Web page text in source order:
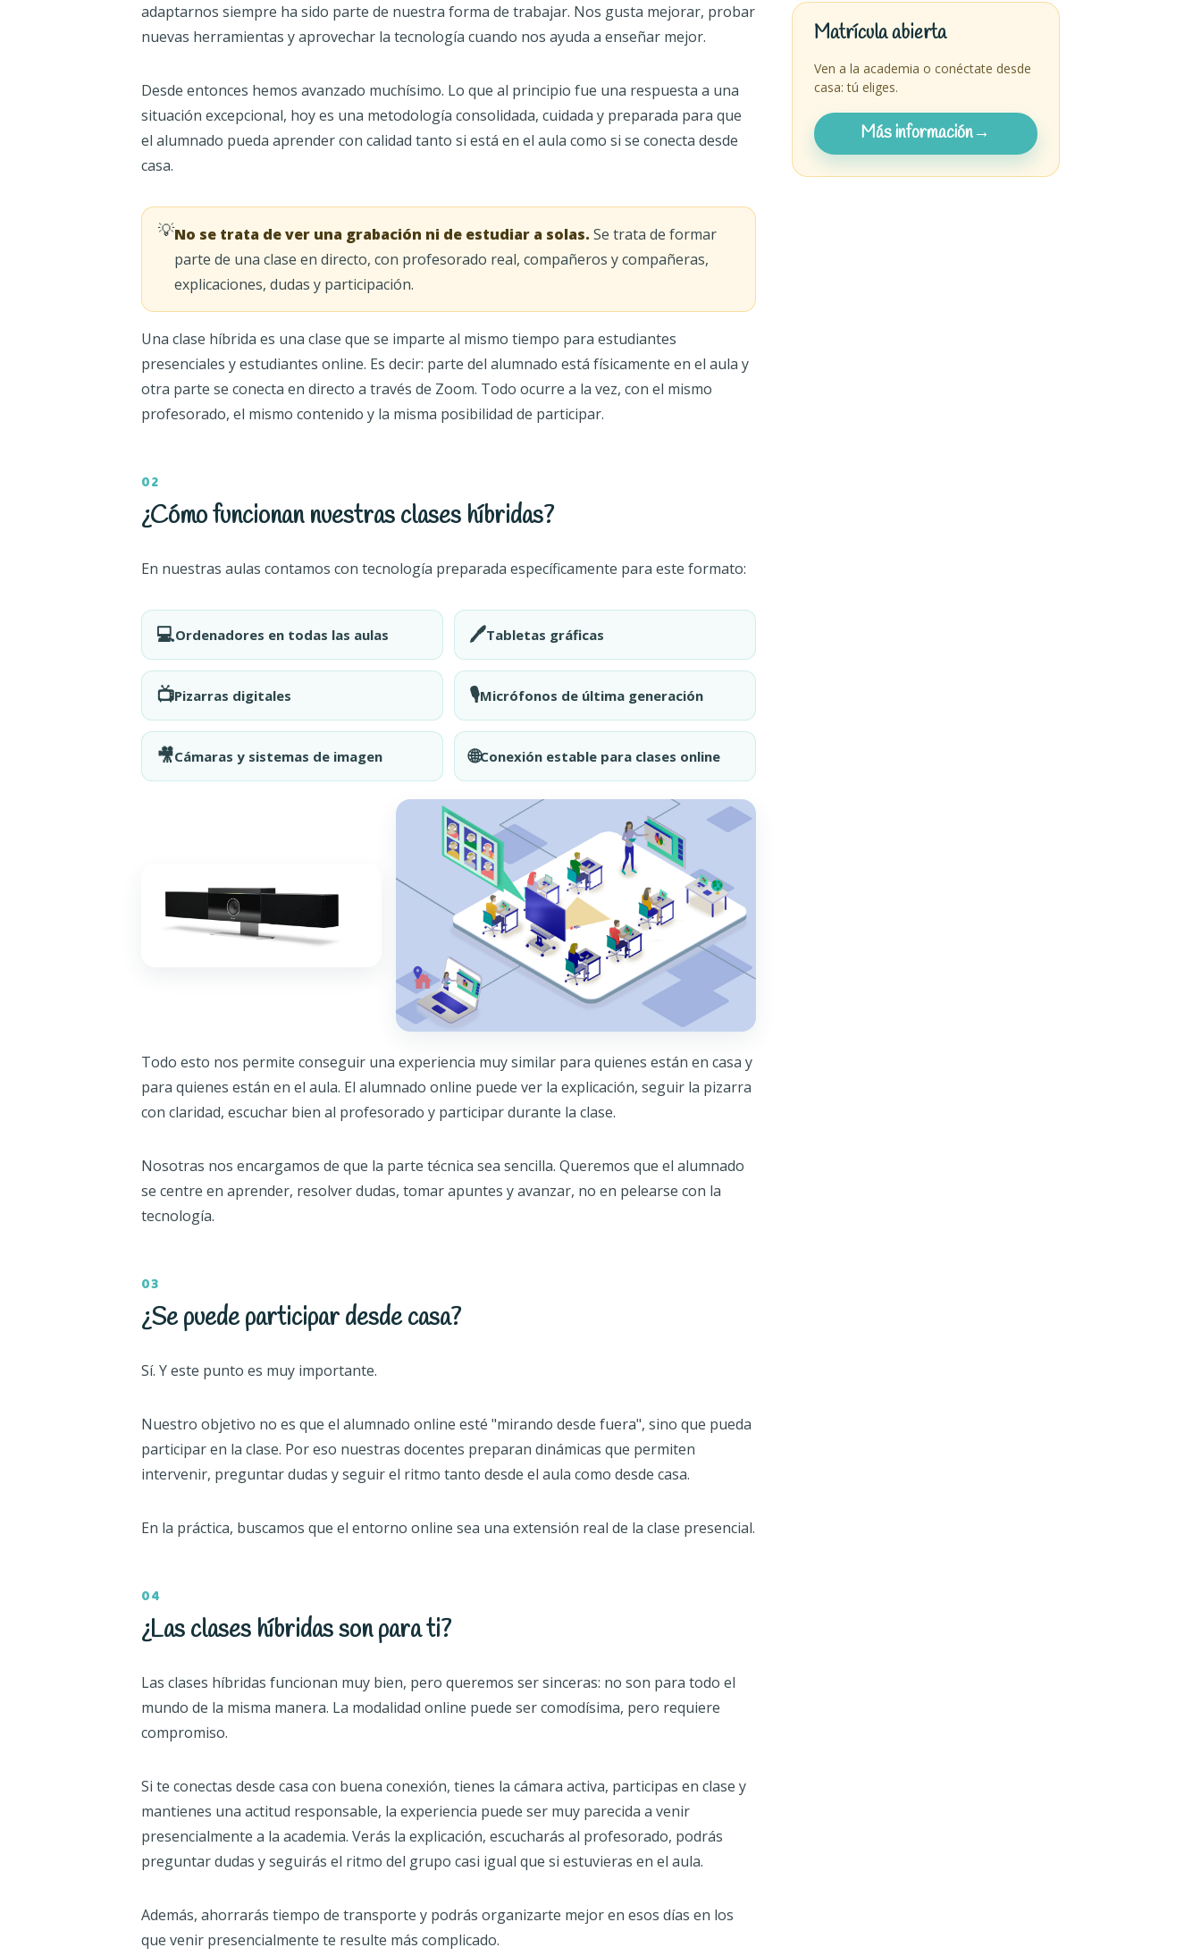
adaptarnos siempre ha sido parte de nuestra forma de trabajar. Nos gusta mejorar, probar
nuevas herramientas y aprovechar la tecnología cuando nos ayuda a enseñar mejor.
Desde entonces hemos avanzado muchísimo. Lo que al principio fue una respuesta a una
situación excepcional, hoy es una metodología consolidada, cuidada y preparada para que
el alumnado pueda aprender con calidad tanto si está en el aula como si se conecta desde
casa.
💡No se trata de ver una grabación ni de estudiar a solas. Se trata de formar
parte de una clase en directo, con profesorado real, compañeros y compañeras,
explicaciones, dudas y participación.
Una clase híbrida es una clase que se imparte al mismo tiempo para estudiantes
presenciales y estudiantes online. Es decir: parte del alumnado está físicamente en el aula y
otra parte se conecta en directo a través de Zoom. Todo ocurre a la vez, con el mismo
profesorado, el mismo contenido y la misma posibilidad de participar.
02
¿Cómo funcionan nuestras clases híbridas?
En nuestras aulas contamos con tecnología preparada específicamente para este formato:
💻Ordenadores en todas las aulas 🖊️Tabletas gráficas
📺Pizarras digitales 🎙️Micrófonos de última generación
🎥Cámaras y sistemas de imagen 🌐Conexión estable para clases online
Todo esto nos permite conseguir una experiencia muy similar para quienes están en casa y
para quienes están en el aula. El alumnado online puede ver la explicación, seguir la pizarra
con claridad, escuchar bien al profesorado y participar durante la clase.
Nosotras nos encargamos de que la parte técnica sea sencilla. Queremos que el alumnado
se centre en aprender, resolver dudas, tomar apuntes y avanzar, no en pelearse con la
tecnología.
03
¿Se puede participar desde casa?
Sí. Y este punto es muy importante.
Nuestro objetivo no es que el alumnado online esté "mirando desde fuera", sino que pueda
participar en la clase. Por eso nuestras docentes preparan dinámicas que permiten
intervenir, preguntar dudas y seguir el ritmo tanto desde el aula como desde casa.
En la práctica, buscamos que el entorno online sea una extensión real de la clase presencial.
04
¿Las clases híbridas son para ti?
Las clases híbridas funcionan muy bien, pero queremos ser sinceras: no son para todo el
mundo de la misma manera. La modalidad online puede ser comodísima, pero requiere
compromiso.
Si te conectas desde casa con buena conexión, tienes la cámara activa, participas en clase y
mantienes una actitud responsable, la experiencia puede ser muy parecida a venir
presencialmente a la academia. Verás la explicación, escucharás al profesorado, podrás
preguntar dudas y seguirás el ritmo del grupo casi igual que si estuvieras en el aula.
Además, ahorrarás tiempo de transporte y podrás organizarte mejor en esos días en los
que venir presencialmente te resulte más complicado.
Matrícula abierta
Ven a la academia o conéctate desde
casa: tú eliges.
Más información→